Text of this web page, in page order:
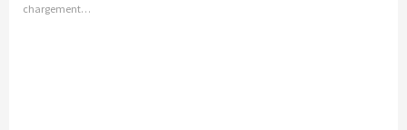
chargement…